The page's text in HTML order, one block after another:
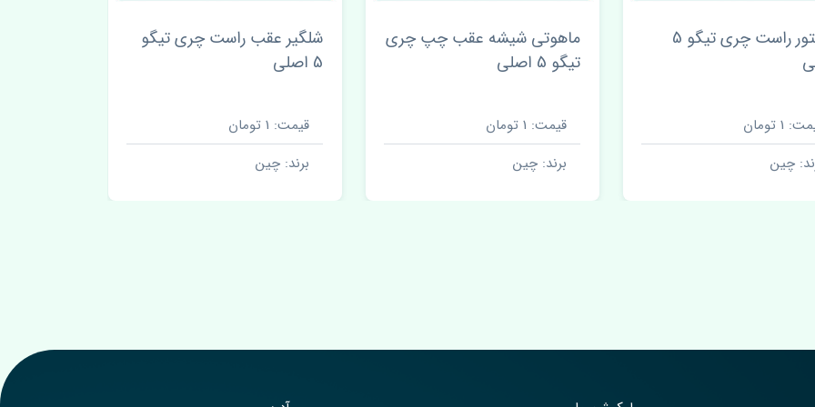
پرژکتور راست چری تیگو 5
1 تومان
چین
ماهوتی شیشه عقب چپ چری
تیگو 5 اصلی
قیمت: 1 تومان
برند: چین
شلگیر عقب راست چری تیگو
5 اصلی
قیمت: 1 تومان
برند: چین